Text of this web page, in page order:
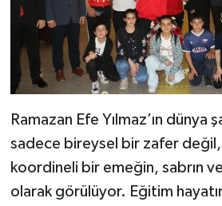
Ramazan Efe Yılmaz’ın dünya
sadece bireysel bir zafer değil,
koordineli bir emeğin, sabrın
olarak görülüyor. Eğitim